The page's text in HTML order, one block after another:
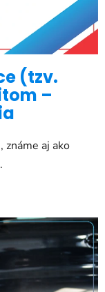
(tzv.
–
aj ako